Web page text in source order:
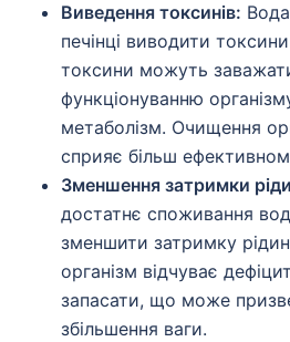
Виведення токсинів:
печінці виводити
токсини можуть
функціонуванню
метаболізм. Очищення
сприяє більш
Зменшення затримки
достатнє споживання
зменшити затримку
організм відчуває
запасати, що може
збільшення ваги.